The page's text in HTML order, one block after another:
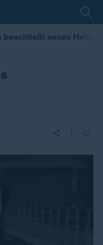
beschließt neues